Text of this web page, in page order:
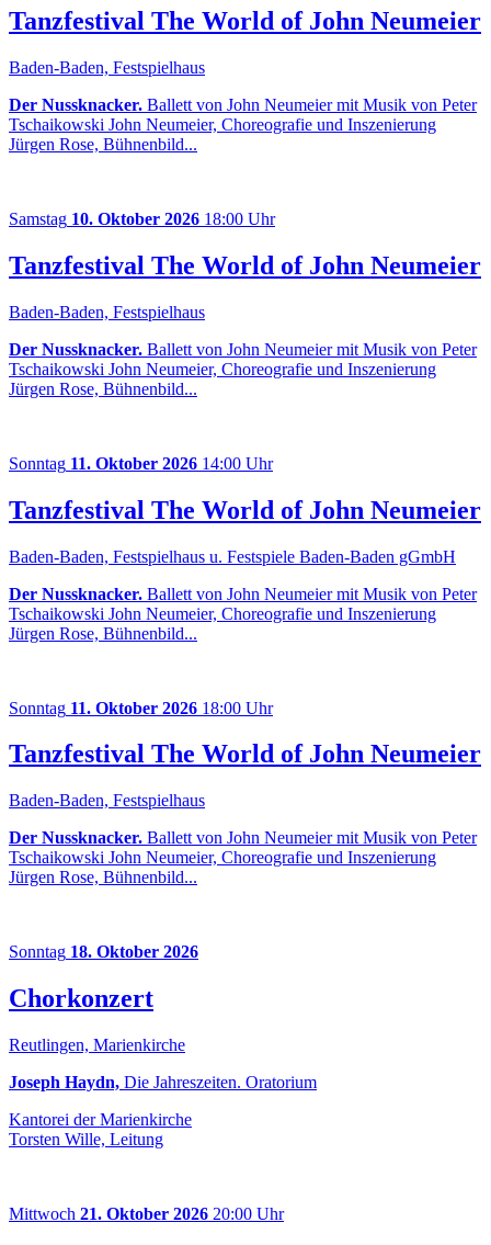
Tanzfestival The World of John Neumeier
Baden-Baden, Festspielhaus
Der Nussknacker. Ballett von John Neumeier mit Musik von Peter
Tschaikowski John Neumeier, Choreografie und Inszenierung
Jürgen Rose, Bühnenbild...
Samstag 10. Oktober 2026 18:00 Uhr
Tanzfestival The World of John Neumeier
Baden-Baden, Festspielhaus
Der Nussknacker. Ballett von John Neumeier mit Musik von Peter
Tschaikowski John Neumeier, Choreografie und Inszenierung
Jürgen Rose, Bühnenbild...
Sonntag 11. Oktober 2026 14:00 Uhr
Tanzfestival The World of John Neumeier
Baden-Baden, Festspielhaus u. Festspiele Baden-Baden gGmbH
Der Nussknacker. Ballett von John Neumeier mit Musik von Peter
Tschaikowski John Neumeier, Choreografie und Inszenierung
Jürgen Rose, Bühnenbild...
Sonntag 11. Oktober 2026 18:00 Uhr
Tanzfestival The World of John Neumeier
Baden-Baden, Festspielhaus
Der Nussknacker. Ballett von John Neumeier mit Musik von Peter
Tschaikowski John Neumeier, Choreografie und Inszenierung
Jürgen Rose, Bühnenbild...
Sonntag 18. Oktober 2026
Chorkonzert
Reutlingen, Marienkirche
Joseph Haydn, Die Jahreszeiten. Oratorium
Kantorei der Marienkirche
Torsten Wille, Leitung
Mittwoch 21. Oktober 2026 20:00 Uhr